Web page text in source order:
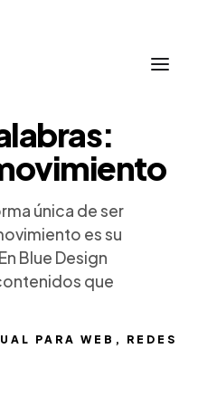
PARA WEB, REDES
única de ser
es su
Blue Design
que